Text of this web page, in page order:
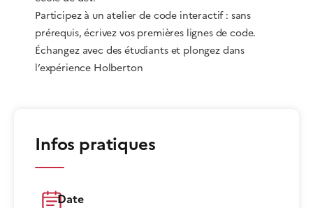
Participez à un atelier de code interactif : sans
prérequis, écrivez vos premières lignes de code.
Échangez avec des étudiants et plongez dans
l’expérience Holberton
Infos pratiques
Date